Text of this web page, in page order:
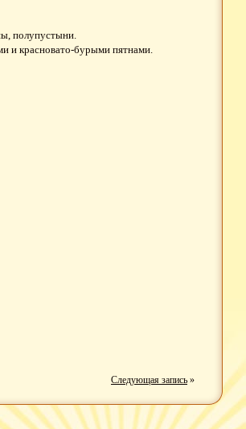
полупустыни.
и красновато-бурыми пятнами.
Следующая запись »